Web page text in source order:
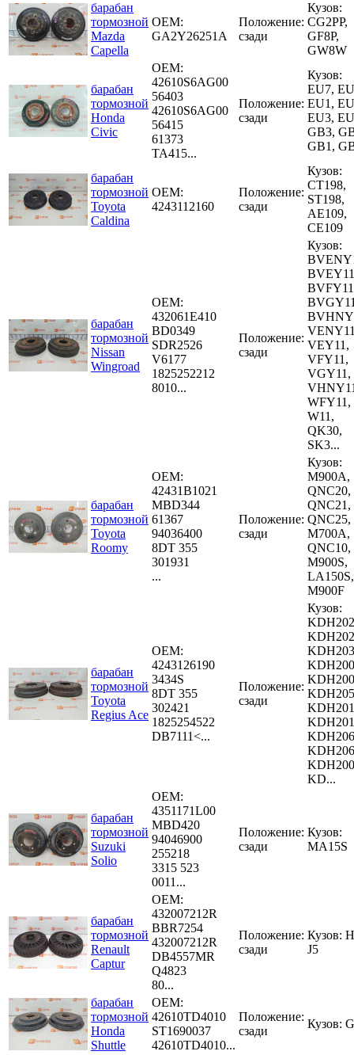
барабан
тормозной
Mazda
Capella
OEM:
GA2Y26251A
Положение:
сзади
Кузов:
CG2PP,
GF8P,
GW8W
барабан
тормозной
Honda
Civic
OEM:
42610S6AG00
56403
42610S6AG00
56415
61373
TA415...
Положение:
сзади
Кузов:
EU7,
EU1,
EU3,
GB3,
GB1,
барабан
тормозной
Toyota
Caldina
OEM:
4243112160
Положение:
сзади
Кузов:
CT198,
ST198,
AE109,
CE109
барабан
тормозной
Nissan
Wingroad
OEM:
432061E410
BD0349
SDR2526
V6177
1825252212
8010...
Положение:
сзади
Кузов:
VEY11,
VFY11,
VGY11,
WFY11,
W11,
QK30,
SK3...
барабан
тормозной
Toyota
Roomy
OEM:
42431B1021
MBD344
61367
94036400
8DT 355
301931
...
Положение:
сзади
Кузов:
M900A,
QNC20,
QNC21,
QNC25,
M700A,
QNC10,
M900S,
LA150S,
M900F
барабан
тормозной
Toyota
Regius Ace
OEM:
4243126190
3434S
8DT 355
302421
1825254522
DB7111<...
Положение:
сзади
Кузов:
KD...
барабан
тормозной
Suzuki
Solio
OEM:
4351171L00
MBD420
94046900
255218
3315 523
0011...
Положение:
сзади
Кузов:
MA15S
барабан
тормозной
Renault
Captur
OEM:
432007212R
BBR7254
432007212R
DB4557MR
Q4823
80...
Положение:
сзади
Кузов:
J5
барабан
тормозной
Honda
Shuttle
OEM:
42610TD4010
ST1690037
42610TD4010...
Положение:
сзади
Кузов: